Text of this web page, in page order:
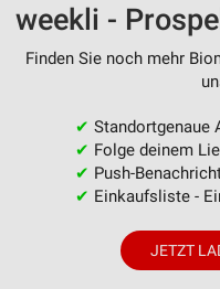
weekli -
Finden Sie noch mehr
✔ Standortgenaue
✔ Folge deinem
✔ Push-
✔ Einkaufsliste -
JETZT